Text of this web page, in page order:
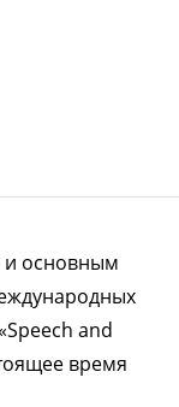
и основным
and
время